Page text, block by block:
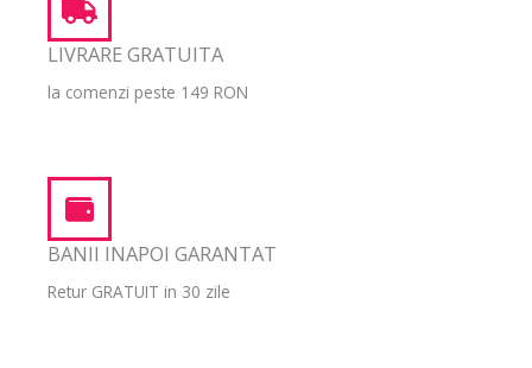
LIVRARE GRATUITA
la comenzi peste 149 RON
BANII INAPOI GARANTAT
Retur GRATUIT in 30 zile